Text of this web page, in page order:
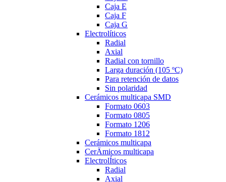
Caja E
Caja F
Caja G
Electrolíticos
Radial
Axial
Radial con tornillo
Larga duración (105 ºC)
Para retención de datos
Sin polaridad
Cerámicos multicapa SMD
Formato 0603
Formato 0805
Formato 1206
Formato 1812
Cerámicos multicapa
CerÄmicos multicapa
ElectrolÍticos
Radial
Axial